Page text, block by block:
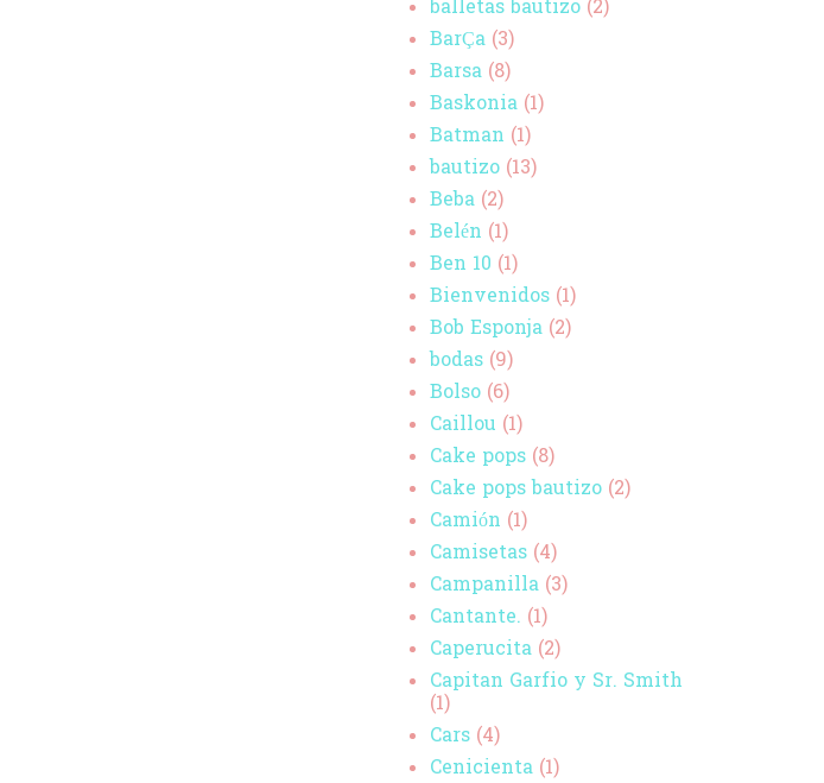
balletas bautizo (2)
BarÇa (3)
Barsa (8)
Baskonia (1)
Batman (1)
bautizo (13)
Beba (2)
Belén (1)
Ben 10 (1)
Bienvenidos (1)
Bob Esponja (2)
bodas (9)
Bolso (6)
Caillou (1)
Cake pops (8)
Cake pops bautizo (2)
Camión (1)
Camisetas (4)
Campanilla (3)
Cantante. (1)
Caperucita (2)
Capitan Garfio y Sr. Smith
(1)
Cars (4)
Cenicienta (1)